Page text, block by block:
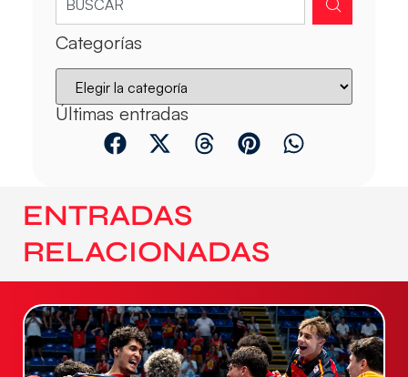
Categorías
Últimas entradas
ENTRADAS
RELACIONADAS